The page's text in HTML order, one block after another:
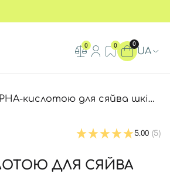
0 0 0
UA
для сяйва шкіри Manyo Pure Aqua Peel, 120 мл
5.00 (5)
ДЛЯ СЯЙВА